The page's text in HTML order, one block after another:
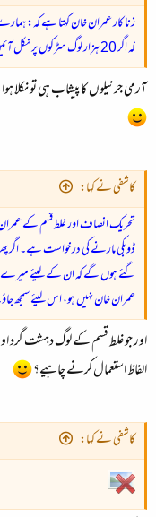
زنا کار عمران خان کہتا ہے کہ:
کہ اگر 20 ہزار لوگ سڑکوں پر نکل آئیں تو اِن کا پیشاب نکل جاتا ہے۔
آرمی جرنیلوں کا پیشاب ہی تو
کاشفی نے کہا:
تحریک انصاف اور غلط قسم کے عمران
ڈوبکی مارنے کی درخواست ہے۔ اگر
گئے ہوں گے کہ ان کے لیئے میرے
عمران خان نہیں ہو، اس لیئے سمجھ
اور جو غلط قسم کے لوگ دہشت گرد اور
الفاظ استعمال کرنے چاہیے؟
کاشفی نے کہا: